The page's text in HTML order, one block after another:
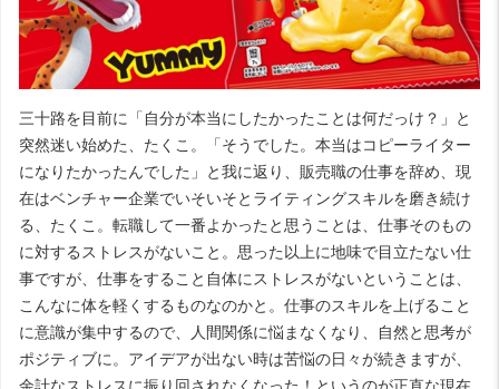
三十路を目前に「自分が本当にしたかったことは何だっけ？」と
突然迷い始めた、たくこ。「そうでした。本当はコピーライター
になりたかったんでした」と我に返り、販売職の仕事を辞め、現
在はベンチャー企業でいそいそとライティングスキルを磨き続け
る、たくこ。転職して一番よかったと思うことは、仕事そのもの
に対するストレスがないこと。思った以上に地味で目立たない仕
事ですが、仕事をすること自体にストレスがないということは、
こんなに体を軽くするものなのかと。仕事のスキルを上げること
に意識が集中するので、人間関係に悩まなくなり、自然と思考が
ポジティブに。アイデアが出ない時は苦悩の日々が続きますが、